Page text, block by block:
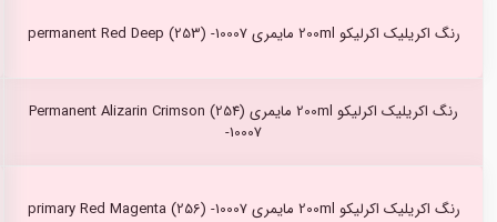
رنگ اکریلیک اکرلیکو 200ml مایمری permanent Red Deep (253) -10007
رنگ اکریلیک اکرلیکو 200ml مایمری Permanent Alizarin Crimson (254)
-10007
رنگ اکریلیک اکرلیکو 200ml مایمری primary Red Magenta (256) -10007